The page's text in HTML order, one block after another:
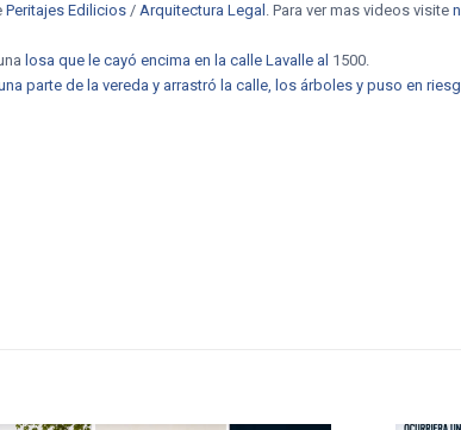
Peritajes Edilicios /Arquitectura Legal . Para ver mas videos visite
losa que le cayó encima en la calle Lavalle al 1500.
parte de la vereda y arrastró la calle, los árboles y puso en